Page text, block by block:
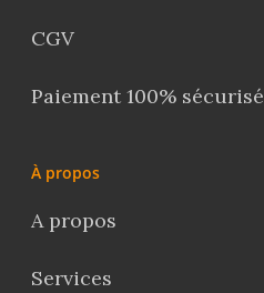
CGV
Paiement 100% sécurisé
À propos
A propos
Services